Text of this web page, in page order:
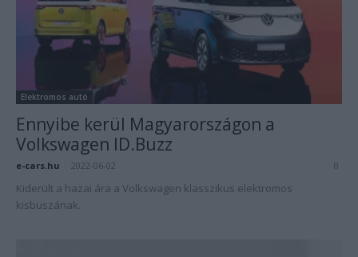
Elektromos autó
Ennyibe kerül Magyarországon a
Volkswagen ID.Buzz
e-cars.hu 2022-06-02 0
Kiderült a hazai ára a Volkswagen klasszikus elektromos
kisbuszának.